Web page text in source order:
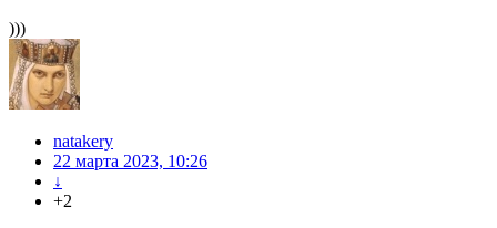
)))
natakery
22 марта 2023, 10:26
↓
+2